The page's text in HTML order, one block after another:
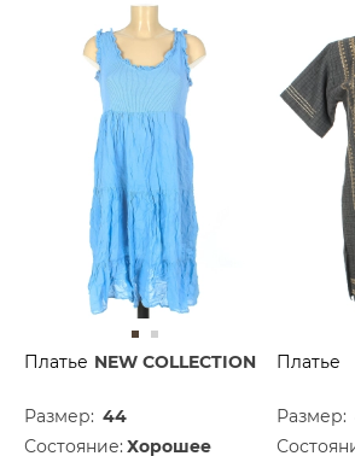
Платье NEW COLLECTION
Размер: 44
Состояние: Хорошее
Платье
Размер: